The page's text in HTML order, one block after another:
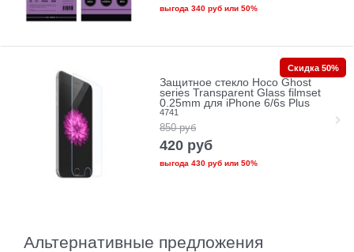
выгода 340 рубили 50%
Защитное стекло Hoco Ghost
series Transparent Glass filmset
0.25mm для iPhone 6/6s Plus
4741
850 руб
420 руб
выгода 430 рубили 50%
Скидка 50%
Альтернативные предложения